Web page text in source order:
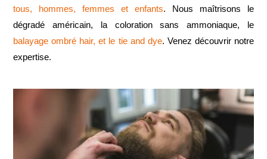
tous, hommes, femmes et enfants. Nous maîtrisons le
dégradé américain, la coloration sans ammoniaque, le
balayage ombré hair, et le tie and dye. Venez découvrir notre
expertise.